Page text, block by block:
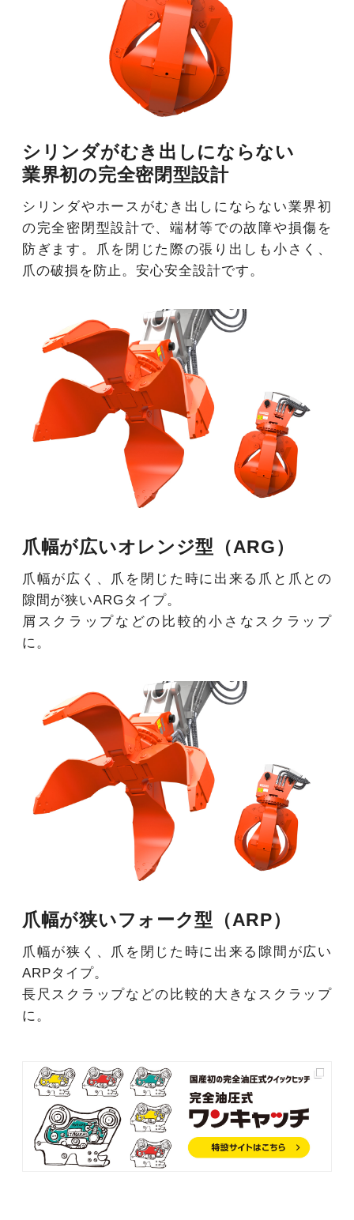
シリンダがむき出しにならない
業界初の完全密閉型設計
シリンダやホースがむき出しにならない業界初
の完全密閉型設計で、端材等での故障や損傷を
防ぎます。爪を閉じた際の張り出しも小さく、
爪の破損を防止。安心安全設計です。
爪幅が広いオレンジ型（ARG）
爪幅が広く、爪を閉じた時に出来る爪と爪との
隙間が狭いARGタイプ。
屑スクラップなどの比較的小さなスクラップ
に。
爪幅が狭いフォーク型（ARP）
爪幅が狭く、爪を閉じた時に出来る隙間が広い
ARPタイプ。
長尺スクラップなどの比較的大きなスクラップ
に。